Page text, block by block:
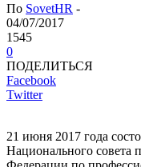
По SovetHR -
04/07/2017
1545
0
ПОДЕЛИТЬСЯ
Facebook
Twitter
21 июня 2017 года
Национального совета